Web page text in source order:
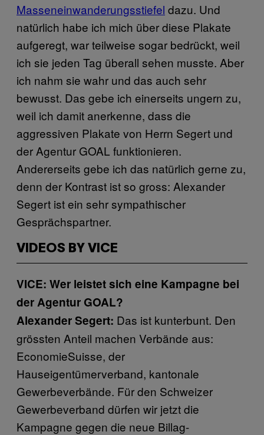
Masseneinwanderungsstiefel dazu. Und
natürlich habe ich mich über diese Plakate
aufgeregt, war teilweise sogar bedrückt, weil
ich sie jeden Tag überall sehen musste. Aber
ich nahm sie wahr und das auch sehr
bewusst. Das gebe ich einerseits ungern zu,
weil ich damit anerkenne, dass die
aggressiven Plakate von Herrn Segert und
der Agentur GOAL funktionieren.
Andererseits gebe ich das natürlich gerne zu,
denn der Kontrast ist so gross: Alexander
Segert ist ein sehr sympathischer
Gesprächspartner.
VIDEOS BY VICE
VICE: Wer leistet sich eine Kampagne bei
der Agentur GOAL?
Alexander Segert: Das ist kunterbunt. Den
grössten Anteil machen Verbände aus:
EconomieSuisse, der
Hauseigentümerverband, kantonale
Gewerbeverbände. Für den Schweizer
Gewerbeverband dürfen wir jetzt die
Kampagne gegen die neue Billag-